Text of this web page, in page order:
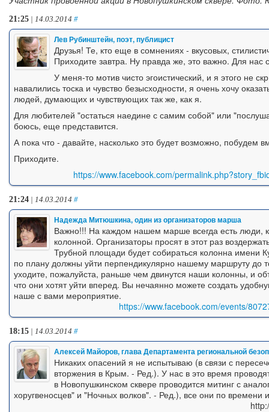
21:25 | 14.03.2014 #
Лев Рубинштейн, поэт, публицист
Друзья! Те, кто еще в сомнениях - вкусовых,
Приходите завтра. Ну правда же, это важно. Для нас
У меня-то мотив чисто эгоистический, и я этого не
навалились тоска и чувство безысходности, я очень хочу
людей, думающих и чувствующих так же, как я.
Для любителей "остаться наедине с самим собой" или
боюсь, еще представится.
А пока что - давайте, насколько это будет возможно, побудем
Приходите.
https://www.facebook.com/
21:24 | 14.03.2014 #
Надежда Митюшкина, один из организаторов марша
Важно!!! На каждом нашем марше всегда есть люди,
колонной. Организаторы просят в этот раз
Трубной площади будет собираться колонна имени
по плану должны уйти перпендикулярно нашему маршруту до
уходите, пожалуйста, раньше чем двинутся наши колонны, и
что они хотят уйти вперед. Вы нечаянно можете создать
наше с вами мероприятие.
https://www.facebook.com/events/
18:15 | 14.03.2014 #
Алексей Майоров, глава Департамента региональной
Никаких опасений я не испытываю (в связи с
вторжения в Крым. - Ред.). У нас в это время
в Новопушкинском сквере проводится митинг с
хоругвеносцев" и "Ночных волков". - Ред.), все они по времени